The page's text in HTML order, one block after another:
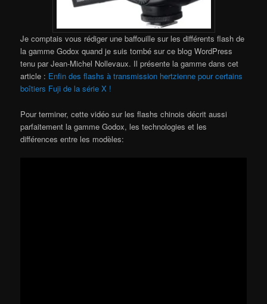
Je comptais vous rédiger une baffouille sur les différents flash de
la gamme Godox quand je suis tombé sur ce blog WordPress
tenu par Jean-Michel Nollevaux. Il présente la gamme dans cet
article : Enfin des flashs à transmission hertzienne pour certains
boîtiers Fuji de la série X !
Pour terminer, cette vidéo sur les flashs chinois décrit aussi
parfaitement la gamme Godox, les technologies et les
différences entre les modèles: